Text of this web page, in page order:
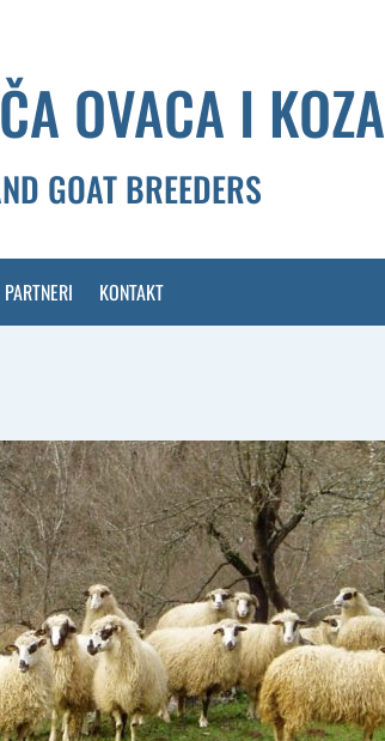
OVACA I KOZA
GOAT BREEDERS
PARTNERI KONTAKT